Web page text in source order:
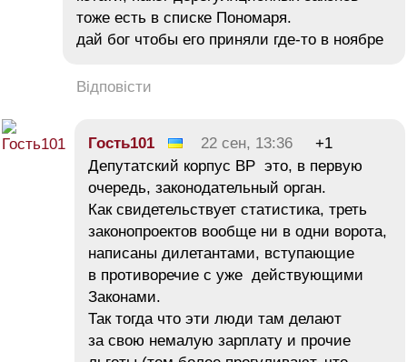
тоже есть в списке Пономаря.
дай бог чтобы его приняли где-то в ноябре
Відповісти
Гость101 22 сен, 13:36
+1
Депутатский корпус ВР это, в первую
очередь, законодательный орган.
Как свидетельствует статистика, треть
законопроектов вообще ни в одни ворота,
написаны дилетантами, вступающие
в противоречие с уже действующими
Законами.
Так тогда что эти люди там делают
за свою немалую зарплату и прочие